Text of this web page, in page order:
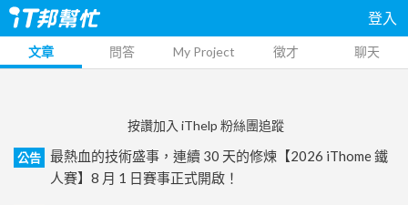
登入
文章 問答 My Project 徵才 聊天
按讚加入 iThelp 粉絲團追蹤
公告
最熱血的技術盛事，連續 30 天的修煉【2026 iThome 鐵
人賽】8 月 1 日賽事正式開啟！